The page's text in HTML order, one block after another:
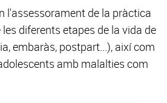
l'assessorament de la pràctica
diferents etapes de la vida de
embaràs, postpart...), així com
amb malalties com